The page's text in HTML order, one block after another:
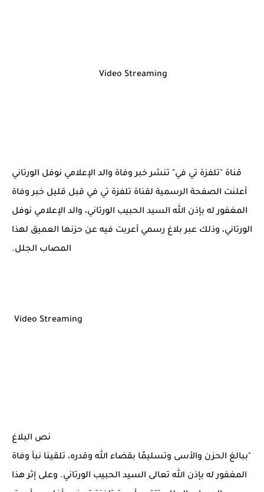
Video Streaming
قناة "تلفزة تي في" تنشر خبر وفاة والد الإعلامي نوفل الورتاني
أعلنت الصفحة الرسمية لقناة تلفزة تي في قبل قليل خبر وفاة
المغفور له بإذن الله السيد الحبيب الورتاني، والد الإعلامي نوفل
الورتاني، وذلك عبر بلاغ رسمي أعربت فيه عن حزنها العميق لهذا
المصاب الجلل.
Video Streaming
نص البلاغ
"ببالغ الحزن والأسى وتسليمًا بقضاء الله وقدره، تلقينا نبأ وفاة
المغفور له بإذن الله تعالى السيد الحبيب الورتاني. وعلى إثر هذا